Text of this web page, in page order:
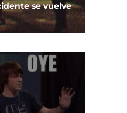
se vuelve